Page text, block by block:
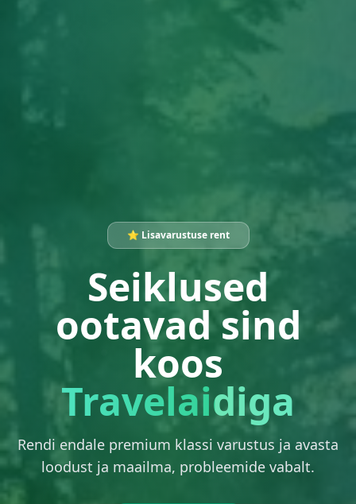
⭐ Lisavarustuse rent
Seiklused
ootavad sind
koos
Travelaidiga
Rendi endale premium klassi varustus ja avasta
loodust ja maailma, probleemide vabalt.